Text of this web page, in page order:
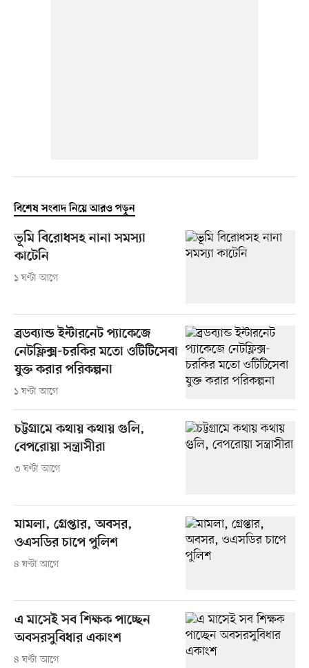
বিশেষ সংবাদ নিয়ে আরও পড়ুন
ভূমি বিরোধসহ নানা সমস্যা
কাটেনি
১ ঘণ্টা আগে
ব্রডব্যান্ড ইন্টারনেট প্যাকেজে
নেটফ্লিক্স-চরকির মতো ওটিটিসেবা
যুক্ত করার পরিকল্পনা
১ ঘণ্টা আগে
চট্টগ্রামে কথায় কথায় গুলি,
বেপরোয়া সন্ত্রাসীরা
৩ ঘণ্টা আগে
মামলা, গ্রেপ্তার, অবসর,
ওএসডির চাপে পুলিশ
৪ ঘণ্টা আগে
এ মাসেই সব শিক্ষক পাচ্ছেন
অবসরসুবিধার একাংশ
৪ ঘণ্টা আগে